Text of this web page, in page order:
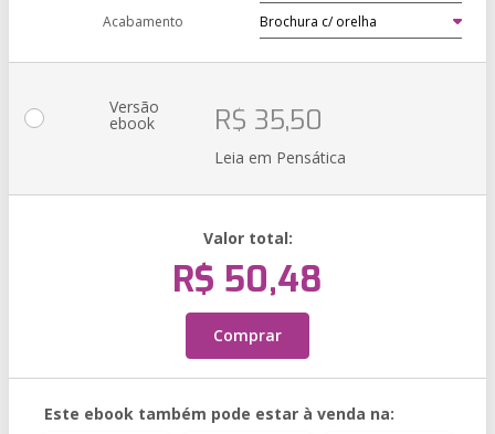
Acabamento
Versão
ebook R$ 35,50
Leia em Pensática
Valor total:
R$ 50,48
Comprar
Este ebook também pode estar à venda na: